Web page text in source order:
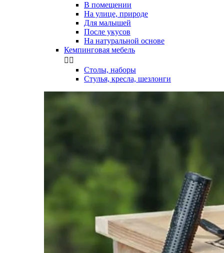
В помещении
На улице, природе
Для малышей
После укусов
На натуральной основе
Кемпинговая мебель
 
Столы, наборы
Стулья, кресла, шезлонги